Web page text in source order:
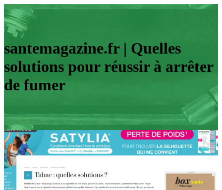
santemagazine.fr | Quelles
solutions pour réussir à arrêter
de fumer